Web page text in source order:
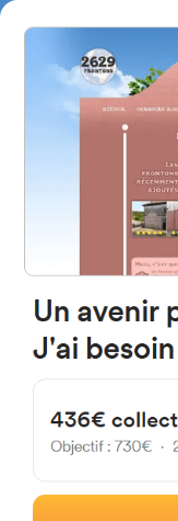
4867
frontons
48004